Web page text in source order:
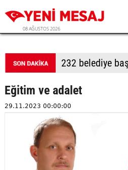
08 AĞUSTOS 2026
Eğitim ve adalet
29.11.2023 00:00:00